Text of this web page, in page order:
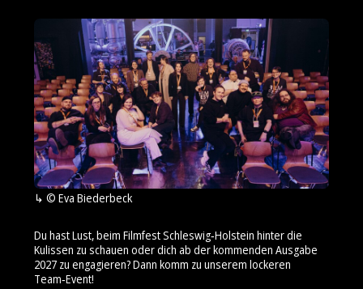
© Eva Biederbeck
Du hast Lust, beim Filmfest Schleswig‑Holstein hinter die
Kulissen zu schauen oder dich ab der kommenden Ausgabe
2027 zu engagieren? Dann komm zu unserem lockeren
Team‑Event!